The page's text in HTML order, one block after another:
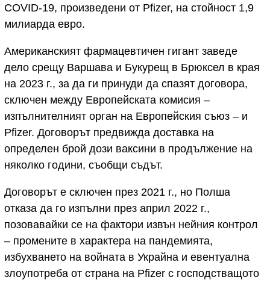
COVID-19, произведени от Pfizer, на стойност 1,9
милиарда евро.
Американският фармацевтичен гигант заведе
дело срещу Варшава и Букурещ в Брюксел в края
на 2023 г., за да ги принуди да спазят договора,
сключен между Европейската комисия –
изпълнителният орган на Европейския съюз – и
Pfizer. Договорът предвижда доставка на
определен брой дози ваксини в продължение на
няколко години, съобщи съдът.
Договорът е сключен през 2021 г., но Полша
отказа да го изпълни през април 2022 г.,
позовавайки се на фактори извън нейния контрол
– промените в характера на пандемията,
избухването на войната в Украйна и евентуална
злоупотреба от страна на Pfizer с господстващото